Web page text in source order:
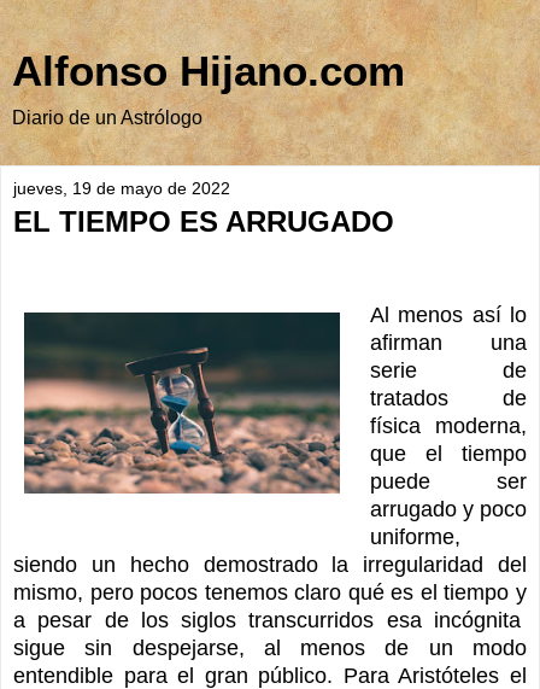
Alfonso Hijano.com
Diario de un Astrólogo
jueves, 19 de mayo de 2022
EL TIEMPO ES ARRUGADO
Al menos así lo
afirman una
serie de
tratados de
física moderna,
que el tiempo
puede ser
arrugado y poco
uniforme,
siendo un hecho demostrado la irregularidad del
mismo, pero pocos tenemos claro qué es el tiempo y
a pesar de los siglos transcurridos esa incógnita
sigue sin despejarse, al menos de un modo
entendible para el gran público. Para Aristóteles el